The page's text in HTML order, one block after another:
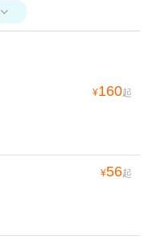

¥160起
¥56起